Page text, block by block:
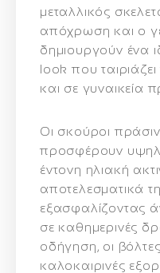
μεταλλικός
απόχρωση και ο
δημιουργούν ένα
look που
και σε γυναικεία
Οι σκούροι
προσφέρουν
έντονη ηλιακή
αποτελεσματικά
εξασφαλίζοντας
σε καθημερινές
οδήγηση, οι
καλοκαιρινές